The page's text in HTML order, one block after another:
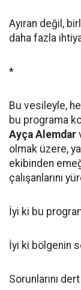
Ayıran değil,
daha fazla
*
Bu vesileyle,
bu programa
Ayça Alemdar
olmak üzere,
ekibinden
çalışanlarını
İyi ki bu
İyi ki bölgenin
Sorunlarını